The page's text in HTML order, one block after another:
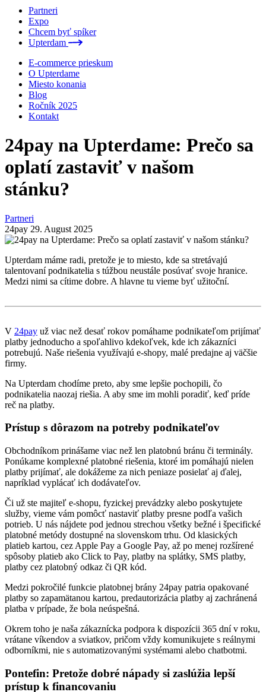
Partneri
Expo
Chcem byť spíker
Upterdam
E-commerce prieskum
O Upterdame
Miesto konania
Blog
Ročník 2025
Kontakt
24pay na Upterdame: Prečo sa
oplatí zastaviť v našom
stánku?
Partneri
24pay 29. August 2025
Upterdam máme radi, pretože je to miesto, kde sa stretávajú
talentovaní podnikatelia s túžbou neustále posúvať svoje hranice.
Medzi nimi sa cítime dobre. A hlavne tu vieme byť užitoční.
V 24pay už viac než desať rokov pomáhame podnikateľom prijímať
platby jednoducho a spoľahlivo kdekoľvek, kde ich zákazníci
potrebujú. Naše riešenia využívajú e-shopy, malé predajne aj väčšie
firmy.
Na Upterdam chodíme preto, aby sme lepšie pochopili, čo
podnikatelia naozaj riešia. A aby sme im mohli poradiť, keď príde
reč na platby.
Prístup s dôrazom na potreby podnikateľov
Obchodníkom prinášame viac než len platobnú bránu či terminály.
Ponúkame komplexné platobné riešenia, ktoré im pomáhajú nielen
platby prijímať, ale dokážeme za nich peniaze posielať aj ďalej,
napríklad vyplácať ich dodávateľov.
Či už ste majiteľ e-shopu, fyzickej prevádzky alebo poskytujete
služby, vieme vám pomôcť nastaviť platby presne podľa vašich
potrieb. U nás nájdete pod jednou strechou všetky bežné i špecifické
platobné metódy dostupné na slovenskom trhu. Od klasických
platieb kartou, cez Apple Pay a Google Pay, až po menej rozšírené
spôsoby platieb ako Click to Pay, platby na splátky, SMS platby,
platby cez platobný odkaz či QR kód.
Medzi pokročilé funkcie platobnej brány 24pay patria opakované
platby so zapamätanou kartou, predautorizácia platby aj zachránená
platba v prípade, že bola neúspešná.
Okrem toho je naša zákaznícka podpora k dispozícii 365 dní v roku,
vrátane víkendov a sviatkov, pričom vždy komunikujete s reálnymi
odborníkmi, nie s automatizovanými systémami alebo chatbotmi.
Pontefin: Pretože dobré nápady si zaslúžia lepší
prístup k financovaniu